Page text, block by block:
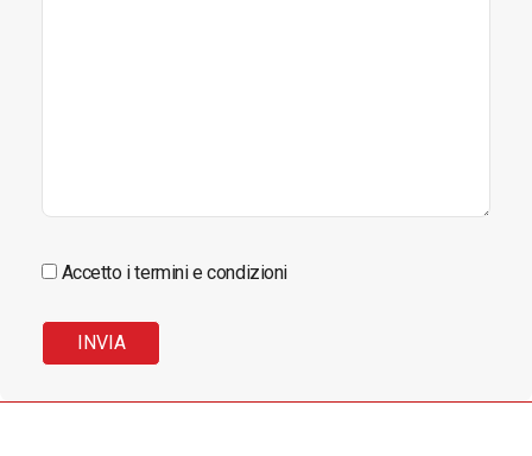
Accetto i termini e condizioni